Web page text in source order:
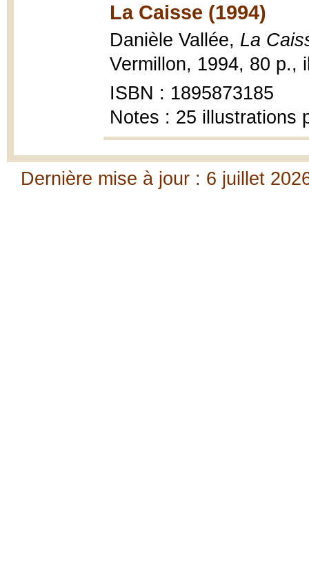
La Caisse (1994)
Danièle Vallée, La
Vermillon, 1994, 80 p.,
ISBN : 1895873185
Notes : 25 illustrations
Dernière mise à jour : 6 juillet